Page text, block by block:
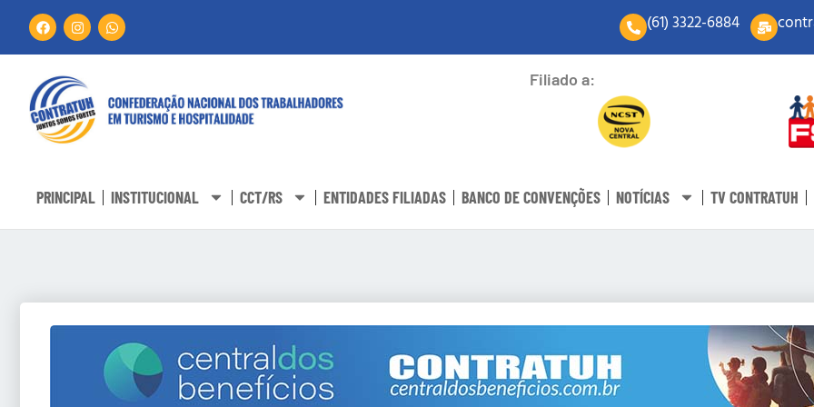
(61) 3322-6884
Filiado a:
PRINCIPAL INSTITUCIONAL CCT/RS ENTIDADES FILIADAS BANCO DE CONVENÇÕES NOTÍCIAS TV CONTRATUH